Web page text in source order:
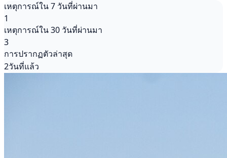
เหตุการณ์ใน 7 วันที่ผ่านมา
1
เหตุการณ์ใน 30 วันที่ผ่านมา
3
การปรากฏตัวล่าสุด
2วันที่แล้ว